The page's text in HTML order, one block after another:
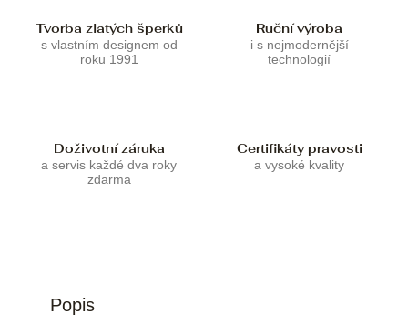
Tvorba zlatých šperků
s vlastním designem od
roku 1991
Ruční výroba
i s nejmodernější
technologií
Doživotní záruka
a servis každé dva roky
zdarma
Certifikáty pravosti
a vysoké kvality
Popis